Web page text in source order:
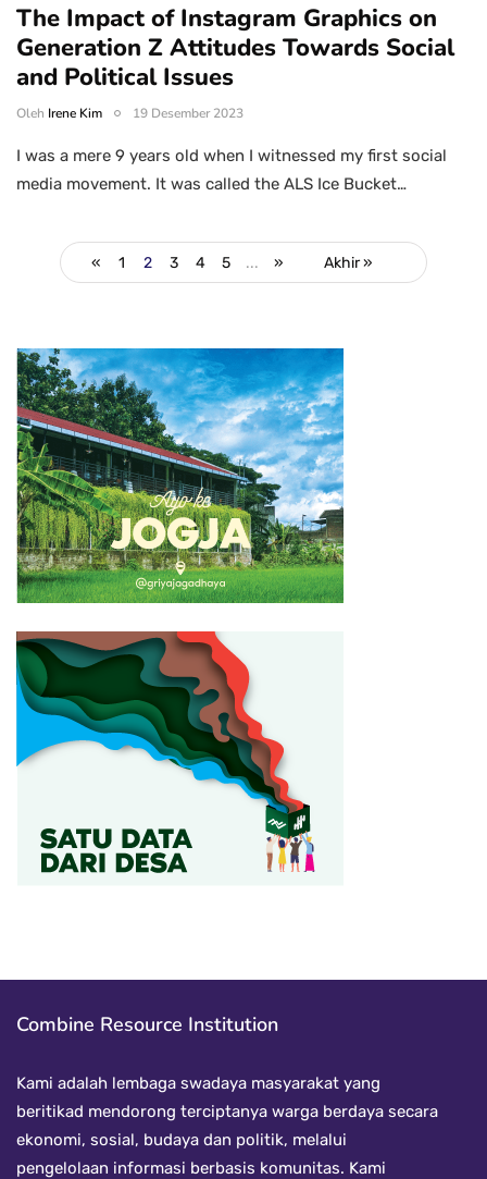
The Impact of Instagram Graphics on
Generation Z Attitudes Towards Social
and Political Issues
Oleh Irene Kim 19 Desember 2023
I was a mere 9 years old when I witnessed my first social
media movement. It was called the ALS Ice Bucket…
« 1 2 3 4 5 ... » Akhir »
Combine Resource Institution
Kami adalah lembaga swadaya masyarakat yang
beritikad mendorong terciptanya warga berdaya secara
ekonomi, sosial, budaya dan politik, melalui
pengelolaan informasi berbasis komunitas. Kami